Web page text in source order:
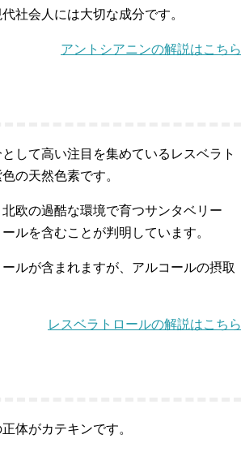
社会人には大切な成分です。
アントシアニンの解説はこちら
して高い注目を集めているレスベラト
の天然色素です。
欧の過酷な環境で育つサンタベリー
ルを含むことが判明しています。
ルが含まれますが、アルコールの摂取
レスベラトロールの解説はこちら
体がカテキンです。